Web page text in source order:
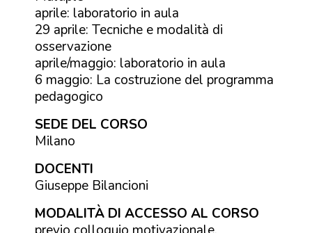
aprile: laboratorio in aula
29 aprile: Tecniche e modalità di
osservazione
aprile/maggio: laboratorio in aula
6 maggio: La costruzione del programma
pedagogico
SEDE DEL CORSO
Milano
DOCENTI
Giuseppe Bilancioni
MODALITÀ DI ACCESSO AL CORSO